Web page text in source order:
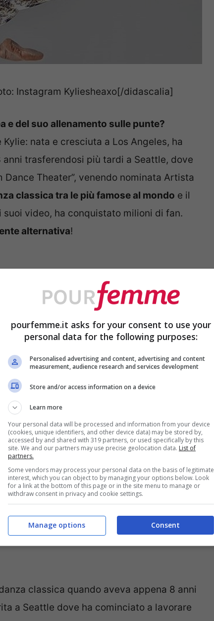
Instagram Kyliesheaxo[/didascalia]
e del suo allenamento sulle punte?
nata e cresciuta a Los Angeles, ha
trasferendosi più tardi a Seattle, dove
Theater”, venendo nominata Artista
classica tra le più famose al mondo e il
video, ha conquistato milioni di fan.
alternativa!
videos/695915980608710/”]
dimostrando fin dall’infanzia la
facesse ginnastica ma lei, da subito, ha
già molto piccola di voler seguire la
e ad oggi Kylie è infatti una delle più
. Oltre a sfoggiare un fisico
che sia una persona molto sensibile e
p/BZrHCWWhMde/?taken-
classica quando aveva appena 8 anni
a Seattle dove ha cominciato a lavorare
pourfemme.it asks for your consent to use your
personal data for the following purposes:
Personalised advertising and content, advertising and content
measurement, audience research and services development
Store and/or access information on a device
Learn more
Your personal data will be processed and information from your device
(cookies, unique identifiers, and other device data) may be stored by,
accessed by and shared with 319 partners, or used specifically by this
site. We and our partners may use precise geolocation data. List of
partners.
Some vendors may process your personal data on the basis of legitimate
interest, which you can object to by managing your options below. Look
for a link at the bottom of this page or in the site menu to manage or
withdraw consent in privacy and cookie settings.
Consent
Manage options